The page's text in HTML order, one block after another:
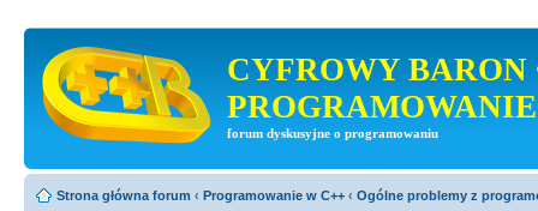
CYFROWY BARON
PROGRAMOWANIE
forum dyskusyjne o programowaniu
Strona główna forum ‹ Programowanie w C++ ‹ Ogólne problemy z